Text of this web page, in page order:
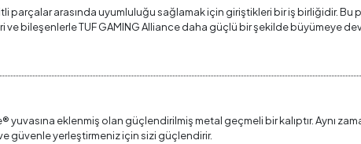
parçalar arasında uyumluluğu sağlamak için giriştikleri bir iş birliğidir.
ve bileşenlerle TUF GAMING Alliance daha güçlü bir şekilde büyümeye
eklenmiş olan güçlendirilmiş metal geçmeli bir kalıptır. Aynı
güvenle yerleştirmeniz için sizi güçlendirir.